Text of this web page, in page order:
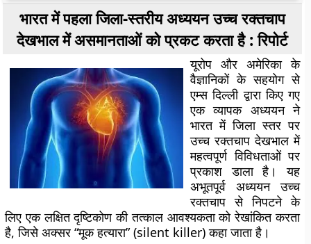
भारत में पहला जिला-स्तरीय अध्ययन उच्च रक्तचाप
देखभाल में असमानताओं को प्रकट करता है : रिपोर्ट
यूरोप और अमेरिका के
वैज्ञानिकों के सहयोग से
एम्स दिल्ली द्वारा किए गए
एक व्यापक अध्ययन ने
भारत में जिला स्तर पर
उच्च रक्तचाप देखभाल में
महत्वपूर्ण विविधताओं पर
प्रकाश डाला है। यह
अभूतपूर्व अध्ययन उच्च
रक्तचाप से निपटने के
लिए एक लक्षित दृष्टिकोण की तत्काल आवश्यकता को रेखांकित करता
है, जिसे अक्सर “मूक हत्यारा” (silent killer) कहा जाता है।